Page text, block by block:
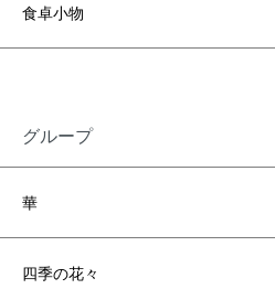
食卓小物
グループ
華
四季の花々